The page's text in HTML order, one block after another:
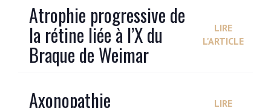
Atrophie progressive de
la rétine liée à l’X du
Braque de Weimar
LIRE
L'ARTICLE
Axonopathie LIRE